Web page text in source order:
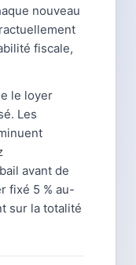
nouveau
fiscale,
le loyer
Les
avant de
fixé 5 % au-
sur la totalité